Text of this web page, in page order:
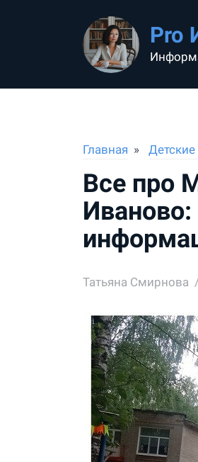
Pro
Главная
Все про
Татьяна Смирнова